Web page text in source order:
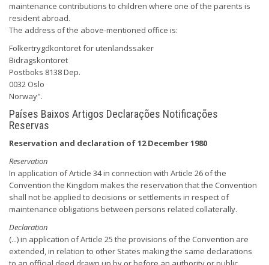
maintenance contributions to children where one of the parents is
resident abroad.
The address of the above-mentioned office is:
Folkertrygdkontoret for utenlandssaker
Bidragskontoret
Postboks 8138 Dep.
0032 Oslo
Norway".
Países Baixos Artigos Declarações Notificações
Reservas
Reservation and declaration of 12 December 1980
Reservation
In application of Article 34 in connection with Article 26 of the
Convention the Kingdom makes the reservation that the Convention
shall not be applied to decisions or settlements in respect of
maintenance obligations between persons related collaterally.
Declaration
(...) in application of Article 25 the provisions of the Convention are
extended, in relation to other States making the same declarations